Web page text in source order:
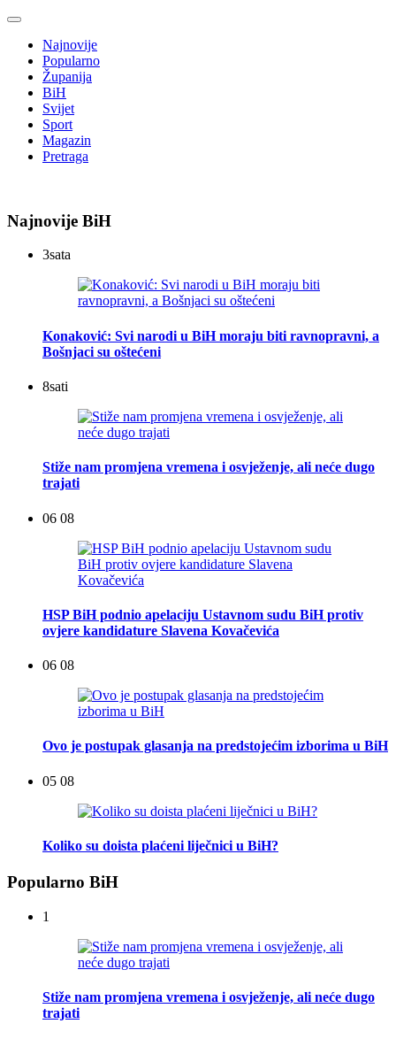
Najnovije
Popularno
Županija
BiH
Svijet
Sport
Magazin
Pretraga
Najnovije BiH
3sata
Konaković: Svi narodi u BiH moraju biti ravnopravni, a
Bošnjaci su oštećeni
8sati
Stiže nam promjena vremena i osvježenje, ali neće dugo
trajati
06 08
HSP BiH podnio apelaciju Ustavnom sudu BiH protiv
ovjere kandidature Slavena Kovačevića
06 08
Ovo je postupak glasanja na predstojećim izborima u BiH
05 08
Koliko su doista plaćeni liječnici u BiH?
Popularno BiH
1
Stiže nam promjena vremena i osvježenje, ali neće dugo
trajati